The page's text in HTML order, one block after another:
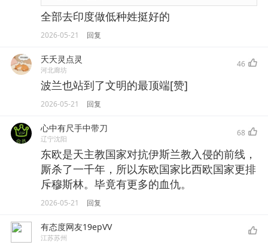
全部去印度做低种姓挺好的
2026-05-21 回复
夭夭灵点灵
河北廊坊
46
波兰也站到了文明的最顶端[赞]
2026-05-21 回复
心中有尺手中带刀
辽宁沈阳
68
东欧是天主教国家对抗伊斯兰教入侵的前线，
厮杀了一千年，所以东欧国家比西欧国家更排
斥穆斯林。毕竟有更多的血仇。
2026-05-21 回复
有态度网友19epVV
江苏苏州